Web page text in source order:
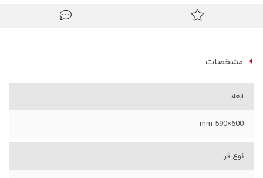
مشخصات
ابعاد
600×590 mm
نوع فر